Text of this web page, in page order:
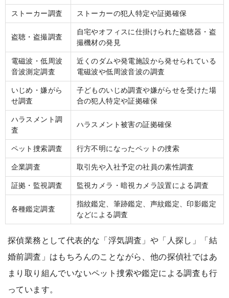
ストーカー調査 ストーカーの犯人特定や証拠確保
盗聴・盗撮調査
自宅やオフィスに仕掛けられた盗聴器・盗
撮機材の発見
電磁波・低周波
音波測定調査
近くのダムや発電施設から発せられている
電磁波や低周波音波の調査
いじめ・嫌がら
せ調査
子どものいじめ調査や嫌がらせを受けた場
合の犯人特定や証拠確保
ハラスメント調
査
ハラスメント被害の証拠確保
ペット捜索調査 行方不明になったペットの捜索
企業調査 取引先や入社予定の社員の素性調査
証拠・監視調査 監視カメラ・暗視カメラ設置による調査
各種鑑定調査
指紋鑑定、筆跡鑑定、声紋鑑定、印影鑑定
などによる調査
探偵業務として代表的な「浮気調査」や「人探し」「結
婚前調査」はもちろんのことながら、他の探偵社ではあ
まり取り組んでいないペット捜索や鑑定による調査も行
っています。